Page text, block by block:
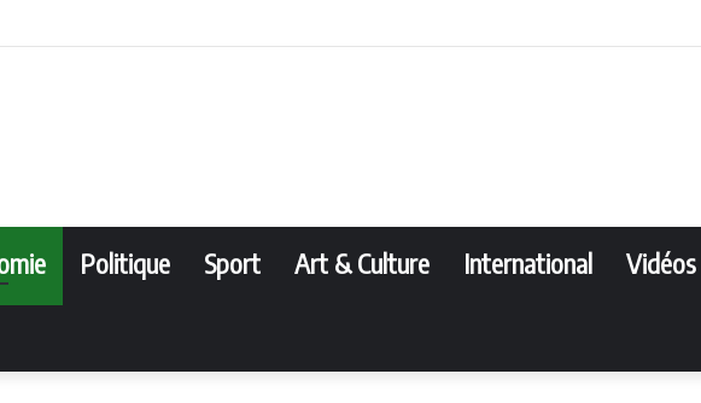
Politique Sport Art & Culture International Vidéos